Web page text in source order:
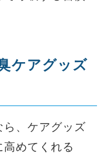
ケアグッズ
、ケアグッズ
めてくれる